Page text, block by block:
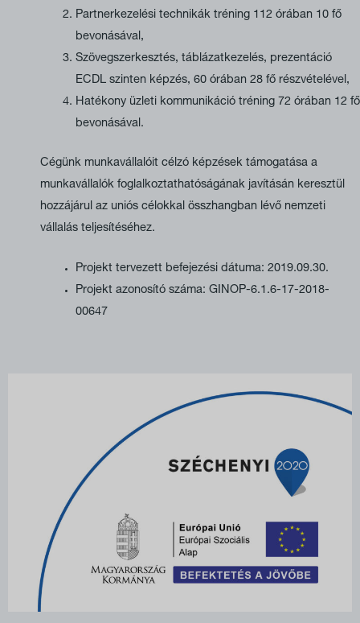
Partnerkezelési technikák tréning 112 órában 10 fő
bevonásával,
Szövegszerkesztés, táblázatkezelés, prezentáció
ECDL szinten képzés, 60 órában 28 fő részvételével,
Hatékony üzleti kommunikáció tréning 72 órában 12 fő
bevonásával.
Cégünk munkavállalóit célzó képzések támogatása a
munkavállalók foglalkoztathatóságának javításán keresztül
hozzájárul az uniós célokkal összhangban lévő nemzeti
vállalás teljesítéséhez.
Projekt tervezett befejezési dátuma: 2019.09.30.
Projekt azonosító száma: GINOP-6.1.6-17-2018-
00647